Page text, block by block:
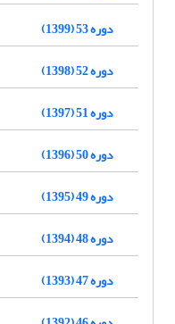
دوره 53 (1399)
دوره 52 (1398)
دوره 51 (1397)
دوره 50 (1396)
دوره 49 (1395)
دوره 48 (1394)
دوره 47 (1393)